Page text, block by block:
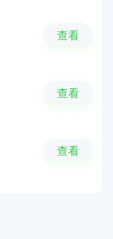
查看
查看
查看